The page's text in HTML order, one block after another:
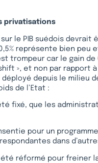
privatisations
sur le PIB suédois
représente bien peu
trompeur car le gain de
», et non par rapport
depuis le milieu
de l’Etat :
fixé, que les
pour un
dans
été réformé pour freiner